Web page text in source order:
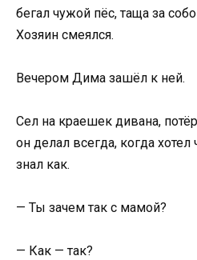
бегал чужой пёс, таща за
Хозяин смеялся.
Вечером Дима зашёл к ней.
Сел на краешек дивана,
он делал всегда, когда хотел
знал как.
— Ты зачем так с мамой?
— Как — так?